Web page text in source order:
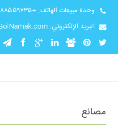
وحدة مبيعات الهاتف: +۹۸۲۱۸۸۵۵۹۷۳۵
البريد الإلكتروني: Info@GolNamak.com
مصانع